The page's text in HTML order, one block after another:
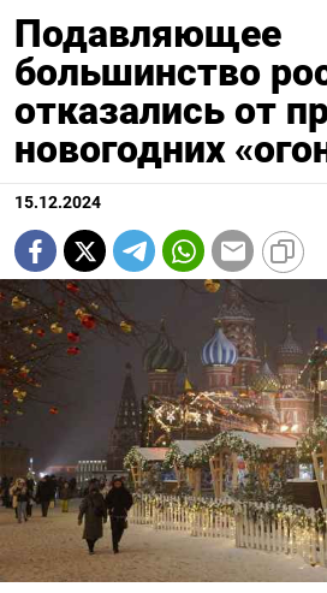
Подавляющее
большинство
отказались от
новогодних
15.12.2024